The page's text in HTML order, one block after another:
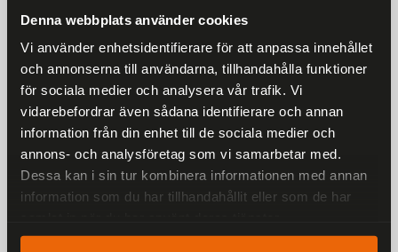
Denna webbplats använder cookies
Vi använder enhetsidentifierare för att anpassa innehållet
och annonserna till användarna, tillhandahålla funktioner
för sociala medier och analysera vår trafik. Vi
vidarebefordrar även sådana identifierare och annan
information från din enhet till de sociala medier och
annons- och analysföretag som vi samarbetar med.
Dessa kan i sin tur kombinera informationen med annan
information som du har tillhandahållit eller som de har
Hypalon MOLLE-panel med 4 x VELCRO ONE-WRAP®-
band
10 ÅRS GARANTI
Volym 3 liter
Liknande produkter